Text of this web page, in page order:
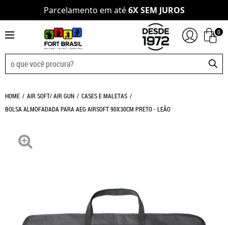
Parcelamento em até6X SEM JUROS
0
HOME AIR SOFT/ AIR GUN
CASES E MALETAS
BOLSA ALMOFADADA PARA AEG AIRSOFT 90X30CM PRETO - LEÃO